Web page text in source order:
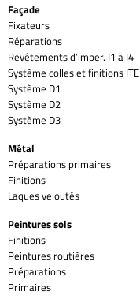
Façade
Fixateurs
Réparations
Revêtements d’imper. I1 à I4
Système colles et finitions ITE
Système D1
Système D2
Système D3
Métal
Préparations primaires
Finitions
Laques veloutés
Peintures sols
Finitions
Peintures routières
Préparations
Primaires